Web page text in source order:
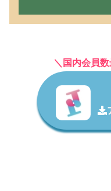
＼国内会員